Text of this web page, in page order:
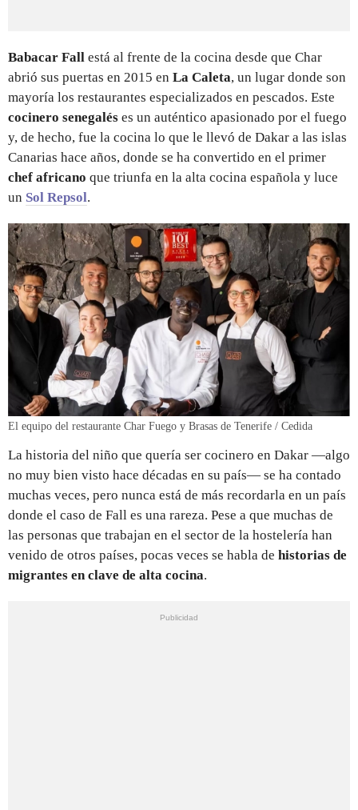
Babacar Fall está al frente de la cocina desde que Char
abrió sus puertas en 2015 en La Caleta, un lugar donde son
mayoría los restaurantes especializados en pescados. Este
cocinero senegalés es un auténtico apasionado por el fuego
y, de hecho, fue la cocina lo que le llevó de Dakar a las islas
Canarias hace años, donde se ha convertido en el primer
chef africano que triunfa en la alta cocina española y luce
un Sol Repsol.
El equipo del restaurante Char Fuego y Brasas de Tenerife / Cedida
La historia del niño que quería ser cocinero en Dakar —algo
no muy bien visto hace décadas en su país— se ha contado
muchas veces, pero nunca está de más recordarla en un país
donde el caso de Fall es una rareza. Pese a que muchas de
las personas que trabajan en el sector de la hostelería han
venido de otros países, pocas veces se habla de historias de
migrantes en clave de alta cocina.